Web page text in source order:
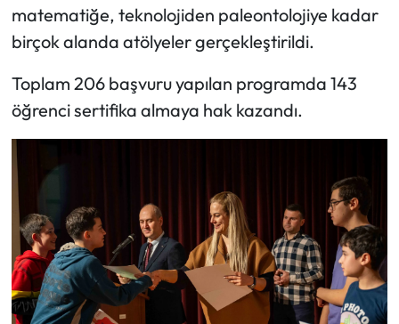
matematiğe, teknolojiden paleontolojiye kadar
birçok alanda atölyeler gerçekleştirildi.
Toplam 206 başvuru yapılan programda 143
öğrenci sertifika almaya hak kazandı.